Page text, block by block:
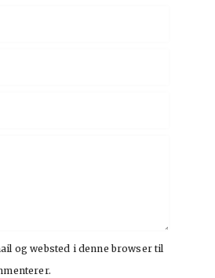
og websted i denne browser til